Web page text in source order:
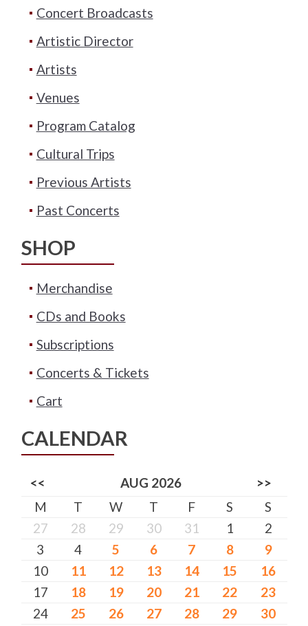
Concert Broadcasts
Artistic Director
Artists
Venues
Program Catalog
Cultural Trips
Previous Artists
Past Concerts
SHOP
Merchandise
CDs and Books
Subscriptions
Concerts & Tickets
Cart
CALENDAR
<< AUG 2026
>>
M
T W T F S
S
27
28 29 30 31 1
2
3
4 5 6 7 8
9
10
11 12 13 14 15
16
17
18 19 20 21 22
23
24
25 26 27 28 29
30